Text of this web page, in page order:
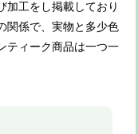
加工をし掲載しており
関係で、実物と多少色
ティーク商品は一つ一